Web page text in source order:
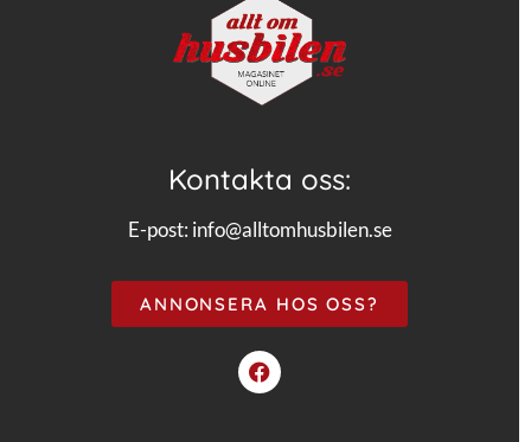
Kontakta oss:
E-post: info@alltomhusbilen.se
ANNONSERA HOS OSS?